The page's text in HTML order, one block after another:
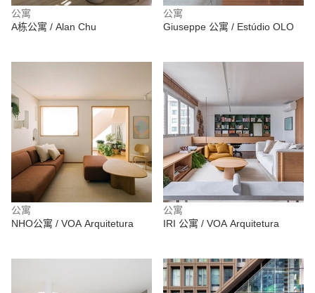
公寓
A栋公寓 / Alan Chu
公寓
Giuseppe 公寓 / Estúdio OLO
公寓
NHO公寓 / VOA Arquitetura
公寓
IRI 公寓 / VOA Arquitetura